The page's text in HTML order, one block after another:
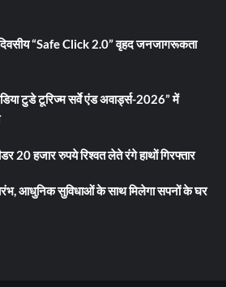
दिवसीय “Safe Click 2.0” वृहद जनजागरूकता
टुडे टूरिज्म सर्वे एंड अवार्ड्स-2026” में
20 हजार रुपये रिश्वत लेते रंगे हाथों गिरफ्तार
आधुनिक सुविधाओं के साथ मिलेगा सपनों के घर